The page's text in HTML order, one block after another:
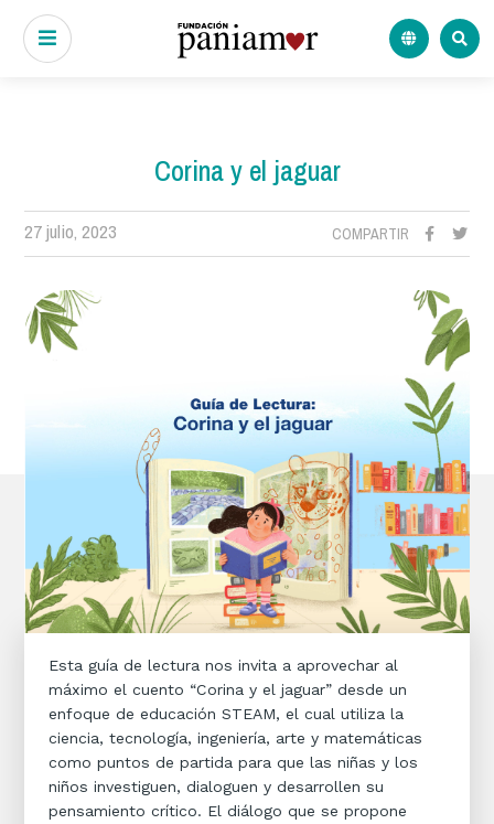
Corina y el jaguar
27 julio, 2023 COMPARTIR
Esta guía de lectura nos invita a aprovechar al
máximo el cuento “Corina y el jaguar” desde un
enfoque de educación STEAM, el cual utiliza la
ciencia, tecnología, ingeniería, arte y matemáticas
como puntos de partida para que las niñas y los
niños investiguen, dialoguen y desarrollen su
pensamiento crítico. El diálogo que se propone